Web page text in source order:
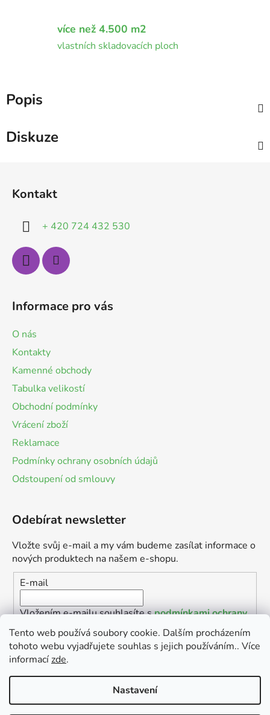
Tento web používá soubory cookie. Dalším procházením
tohoto webu vyjadřujete souhlas s jejich používáním.. Více
informacízde.
Nastavení
více než 4.500 m2
vlastních skladovacích ploch
Popis
Diskuze
Kontakt
+ 420 724 432 530
Informace pro vás
O nás
Kontakty
Kamenné obchody
Tabulka velikostí
Obchodní podmínky
Vrácení zboží
Reklamace
Podmínky ochrany osobních údajů
Odstoupení od smlouvy
Odebírat newsletter
Vložte svůj e-mail a my vám budeme zasílat informace o
nových produktech na našem e-shopu.
E-mail
Vložením e-mailu souhlasíte spodmínkami ochrany
osobních údajů
PŘIHLÁSIT SE